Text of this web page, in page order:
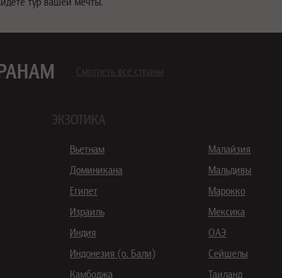
Смотреть все страны
ЭКЗОТИКА
Вьетнам
Доминикана
Египет
Израиль
Индия
Индонезия (о. Бали)
Камбоджа
Малайзия
Мальдивы
Марокко
Мексика
ОАЭ
Сейшелы
Таиланд